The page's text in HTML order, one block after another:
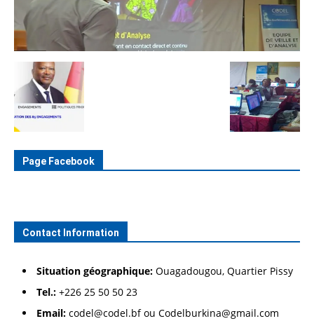
Page Facebook
Contact Information
Situation géographique: Ouagadougou, Quartier Pissy
Tel.: +226 25 50 50 23
Email: codel@codel.bf ou Codelburkina@gmail.com